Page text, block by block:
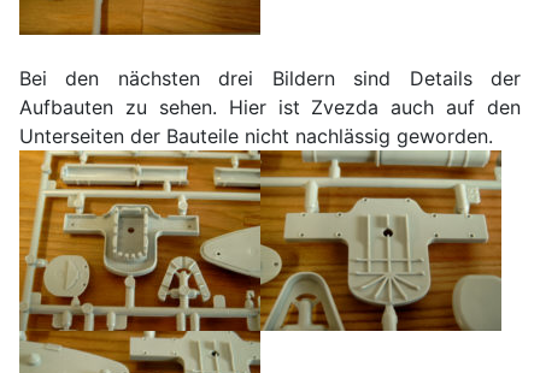
Bei den nächsten drei Bildern sind Details der
Aufbauten zu sehen. Hier ist Zvezda auch auf den
Unterseiten der Bauteile nicht nachlässig geworden.